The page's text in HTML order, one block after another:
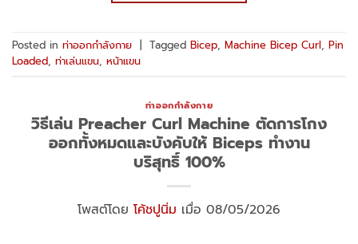
Posted in ท่าออกกำลังกาย Tagged Bicep, Machine Bicep Curl, Pin
Loaded, ท่าเล่นแขน, หน้าแขน
ท่าออกกำลังกาย
วิธีเล่น Preacher Curl Machine ตัดการโกง
ออกทั้งหมดและบังคับให้ Biceps ทำงาน
บริสุทธิ์ 100%
โพสต์โดย โค้ชปูนิ่ม เมื่อ 08/05/2026